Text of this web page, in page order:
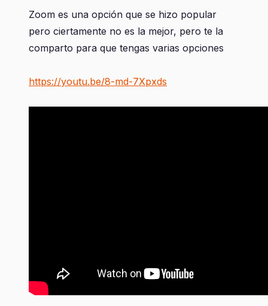
Zoom es una opción que se hizo popular
pero ciertamente no es la mejor, pero te la
comparto para que tengas varias opciones
https://youtu.be/8-md-7Xpxds